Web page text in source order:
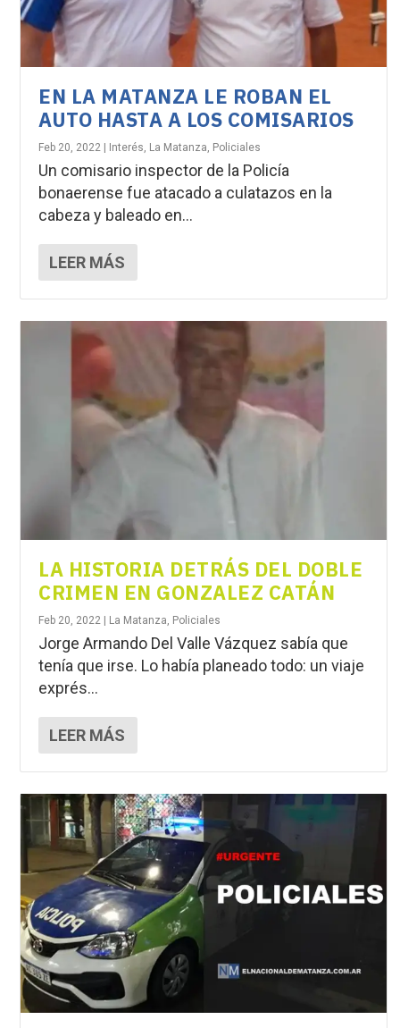
EN LA MATANZA LE ROBAN EL
AUTO HASTA A LOS COMISARIOS
Feb 20, 2022 Interés, La Matanza, Policiales
Un comisario inspector de la Policía
bonaerense fue atacado a culatazos en la
cabeza y baleado en...
LEER MÁS
LA HISTORIA DETRÁS DEL DOBLE
CRIMEN EN GONZALEZ CATÁN
Feb 20, 2022 La Matanza, Policiales
Jorge Armando Del Valle Vázquez sabía que
tenía que irse. Lo había planeado todo: un viaje
exprés...
LEER MÁS